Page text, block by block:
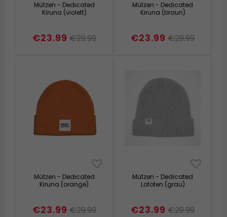
Mützen - Dedicated
Kiruna (violett)
€23.99 €29.99
Mützen - Dedicated
Kiruna (braun)
€23.99 €29.99
Mützen - Dedicated
Kiruna (orange)
€23.99 €29.99
Mützen - Dedicated
Lofoten (grau)
€23.99 €29.99